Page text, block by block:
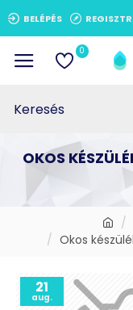
BELÉPÉS
0
Okos
OKOS
21
aug.